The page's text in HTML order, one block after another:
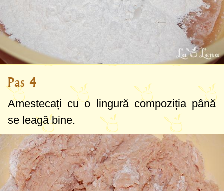
Pas 4
Amestecați cu o lingură compoziția până
se leagă bine.